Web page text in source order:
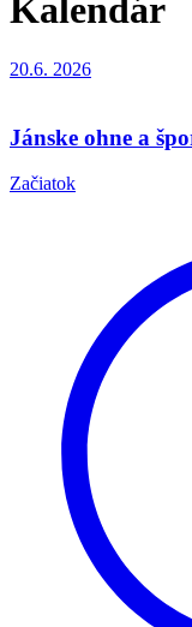
Kalendár
20.6. 2026
Jánske ohne a
Začiatok